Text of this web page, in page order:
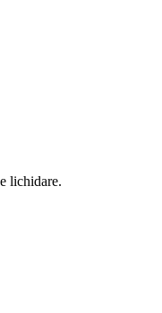
lichidare.